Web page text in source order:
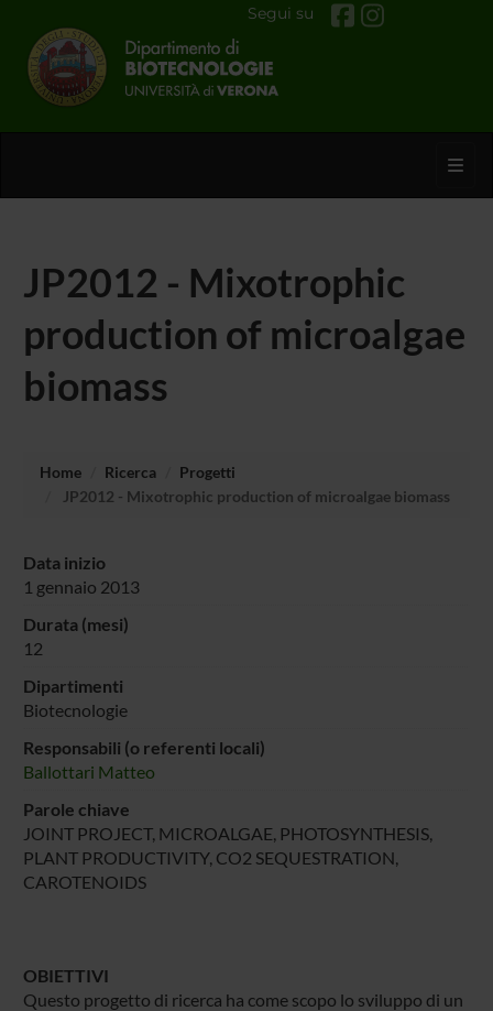
Segui su
JP2012 - Mixotrophic
production of microalgae
biomass
Home Ricerca
Progetti
JP2012 - Mixotrophic production of microalgae biomass
Data inizio
1 gennaio 2013
Durata (mesi)
12
Dipartimenti
Biotecnologie
Responsabili (o referenti locali)
Ballottari Matteo
Parole chiave
JOINT PROJECT, MICROALGAE, PHOTOSYNTHESIS,
PLANT PRODUCTIVITY, CO2 SEQUESTRATION,
CAROTENOIDS
OBIETTIVI
Questo progetto di ricerca ha come scopo lo sviluppo di un